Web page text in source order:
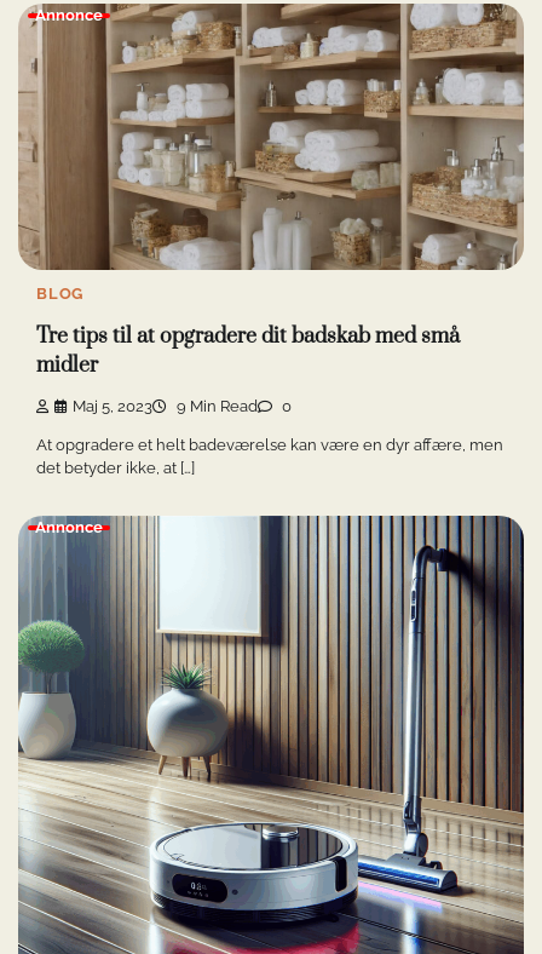
Annonce
BLOG
Tre tips til at opgradere dit badskab med små
midler
Maj 5, 2023 9 Min Read 0
At opgradere et helt badeværelse kan være en dyr affære, men
det betyder ikke, at […]
Annonce